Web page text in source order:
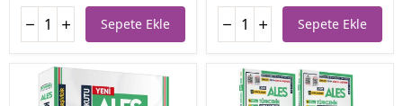
Sepete Ekle Sepete Ekle